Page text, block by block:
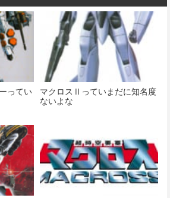
ってい
マクロスⅡっていまだに知名度
ないよな